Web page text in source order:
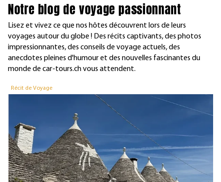
Notre blog de voyage passionnant
Lisez et vivez ce que nos hôtes découvrent lors de leurs
voyages autour du globe ! Des récits captivants, des photos
impressionnantes, des conseils de voyage actuels, des
anecdotes pleines d'humour et des nouvelles fascinantes du
monde de car-tours.ch vous attendent.
Récit de Voyage